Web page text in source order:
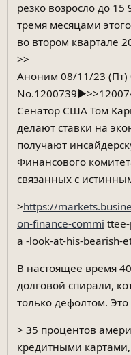
резко возросло до
тремя месяцами
во втором квартале
>>
Аноним 08/11/23 (Пт)
Сенатор США Том
делают ставки на
получают
Финансового
связанных с
>https://
on-finance-commi
a -look-at-his-bearish-
В настоящее время
долговой спирали,
только дефолтом.
> 35 процентов
кредитными